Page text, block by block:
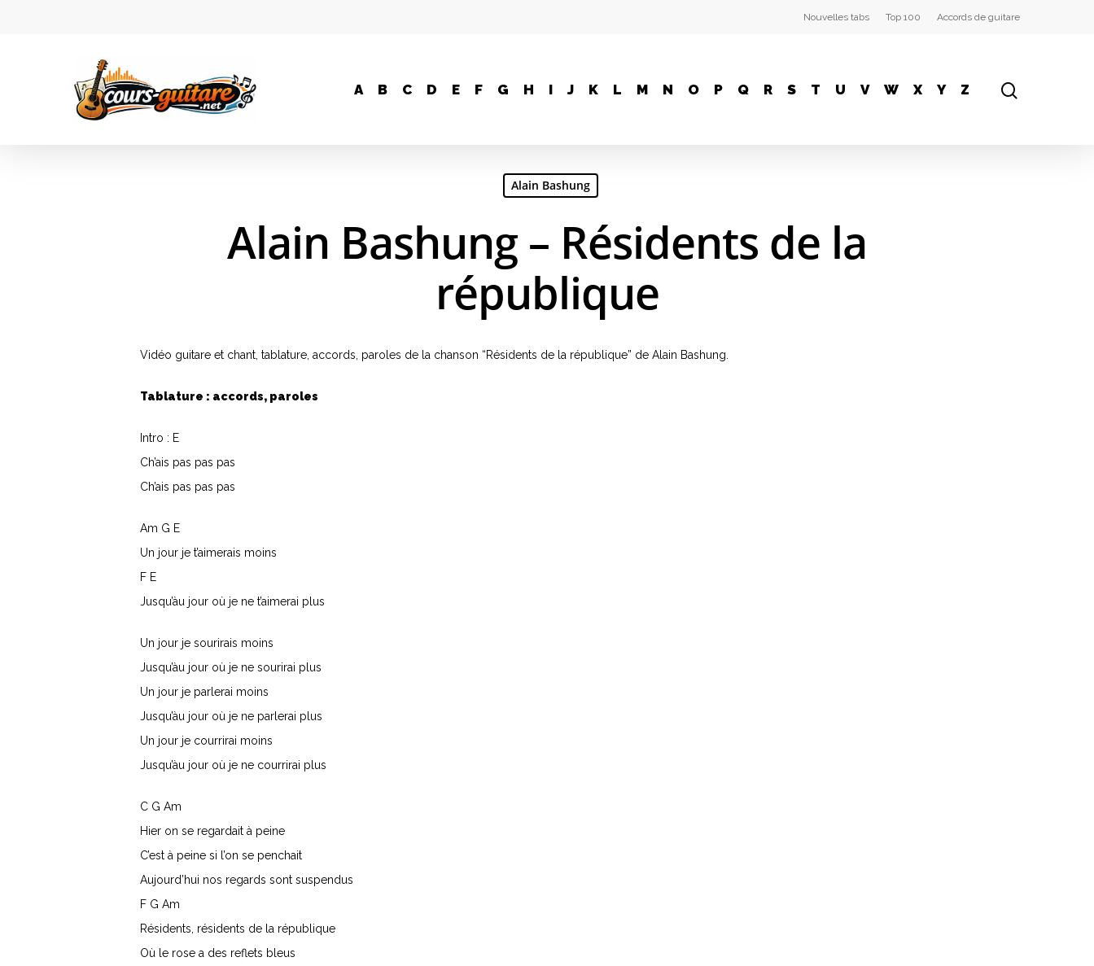
Nouvelles tabs Top 100 Accords de guitare
A B C D E F G H I J K L M N O P Q R S T U V W X Y Z
Alain Bashung
Alain Bashung – Résidents de la
république
Vidéo guitare et chant, tablature, accords, paroles de la chanson “Résidents de la république” de Alain Bashung.
Tablature : accords, paroles
Intro : E
Ch’ais pas pas pas
Ch’ais pas pas pas
Am G E
Un jour je t’aimerais moins
F E
Jusqu’àu jour où je ne t’aimerai plus
Un jour je sourirais moins
Jusqu’àu jour où je ne sourirai plus
Un jour je parlerai moins
Jusqu’àu jour où je ne parlerai plus
Un jour je courrirai moins
Jusqu’àu jour où je ne courrirai plus
C G Am
Hier on se regardait à peine
C’est à peine si l’on se penchait
Aujourd’hui nos regards sont suspendus
F G Am
Résidents, résidents de la république
Où le rose a des reflets bleus